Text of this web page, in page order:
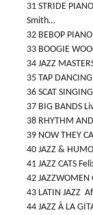
31 STRIDE
Smith…
32 BEBOP
33 BOOGIE
34 JAZZ
35 TAP
36 SCAT
37 BIG BANDS
38 RHYTHM
39 NOW THEY
40 JAZZ &
41 JAZZ CATS
42
43 LATIN JAZZ
44 JAZZ À LA